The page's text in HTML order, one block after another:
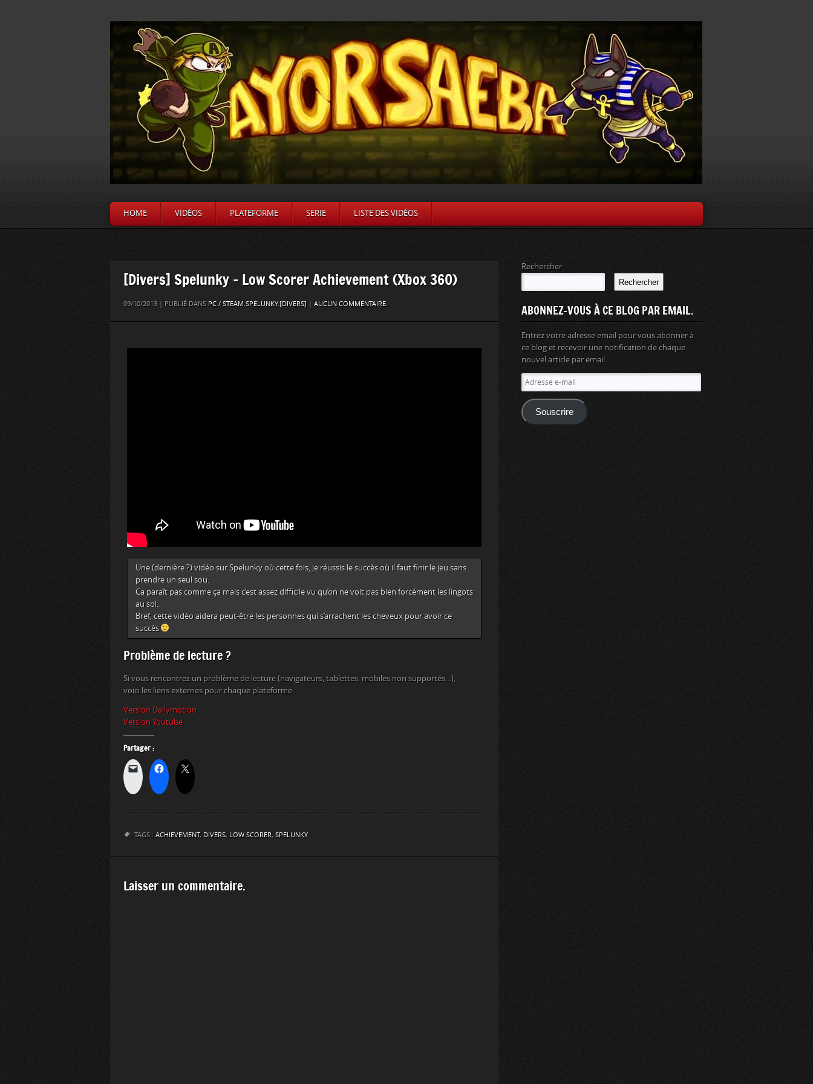
HOME VIDÉOS PLATEFORME SERIE LISTE DES VIDÉOS
[Divers] Spelunky – Low Scorer Achievement (Xbox 360)
09/10/2013 | PUBLIÉ DANS PC / STEAM,SPELUNKY,[DIVERS] | AUCUN COMMENTAIRE.
Une (dernière ?) vidéo sur Spelunky où cette fois, je réussis le succès où il faut finir le jeu sans
prendre un seul sou.
Ca paraît pas comme ça mais c’est assez difficile vu qu’on ne voit pas bien forcément les lingots
au sol.
Bref, cette vidéo aidera peut-être les personnes qui s’arrachent les cheveux pour avoir ce
succès
Problème de lecture ?
Si vous rencontrez un problème de lecture (navigateurs, tablettes, mobiles non supportés…),
voici les liens externes pour chaque plateforme :
Version Dailymotion
Version Youtube
Partager :
TAGS : ACHIEVEMENT, DIVERS, LOW SCORER, SPELUNKY
Laisser un commentaire.
Rechercher
Rechercher
ABONNEZ-VOUS À CE BLOG PAR EMAIL.
Entrez votre adresse email pour vous abonner à
ce blog et recevoir une notification de chaque
nouvel article par email.
Adresse
e-
mail
Souscrire